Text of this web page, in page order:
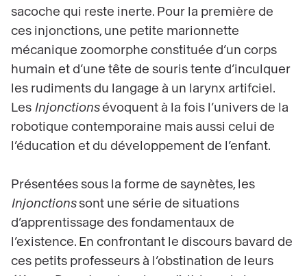
sacoche qui reste inerte. Pour la première de
ces injonctions, une petite marionnette
mécanique zoomorphe constituée d’un corps
humain et d’une tête de souris tente d’inculquer
les rudiments du langage à un larynx artifciel.
Les Injonctionsévoquent à la fois l’univers de la
robotique contemporaine mais aussi celui de
l’éducation et du développement de l’enfant.
Présentées sous la forme de saynètes, les
Injonctionssont une série de situations
d’apprentissage des fondamentaux de
l’existence. En confrontant le discours bavard de
ces petits professeurs à l’obstination de leurs